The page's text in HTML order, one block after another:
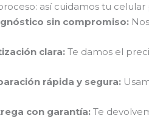
así cuidamos tu celular
sin compromiso:
clara: Te damos el
rápida y segura:
con garantía: Te